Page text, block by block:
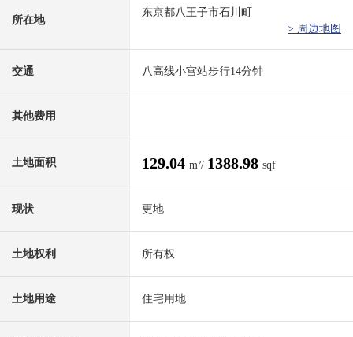
所在地
东京都八王子市石川町
> 周边地图
交通 八高线小宫站步行14分钟
其他费用
土地面积 129.04 m²/ 1388.98 sqf
现状 更地
土地权利 所有权
土地用途 住宅用地